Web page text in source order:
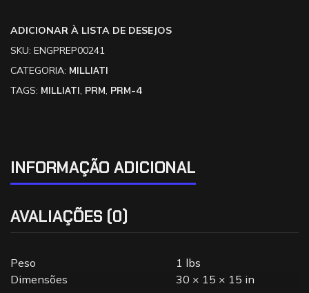
ADICIONAR À LISTA DE DESEJOS
SKU: ENGPREP00241
CATEGORIA: MILLIATI
TAGS: MILLIATI, PRM, PRM-4
INFORMAÇÃO ADICIONAL
AVALIAÇÕES (0)
Peso
1 lbs
Dimensões
30 × 15 × 15 in